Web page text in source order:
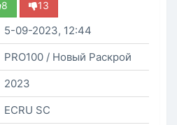
8 13
5-09-2023, 12:44
PRO100 / Новый Раскрой
2023
ECRU SC